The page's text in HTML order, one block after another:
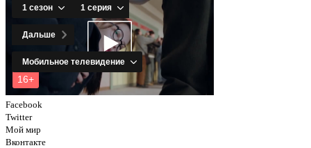
Facebook
Twitter
Мой мир
Вконтакте